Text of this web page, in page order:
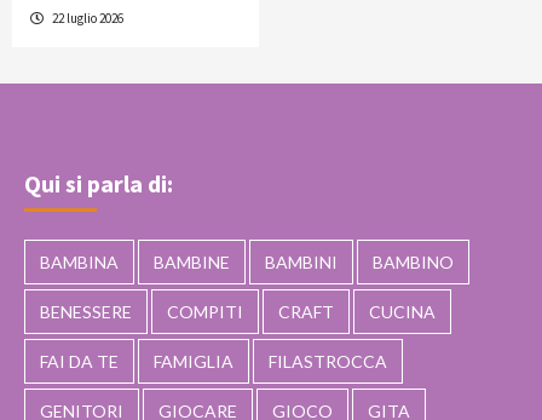
22 luglio 2026
Qui si parla di:
BAMBINA BAMBINE BAMBINI BAMBINO
BENESSERE COMPITI CRAFT CUCINA
FAI DA TE FAMIGLIA FILASTROCCA
GENITORI GIOCARE GIOCO GITA